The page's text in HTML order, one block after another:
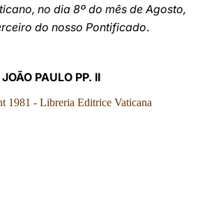
no dia 8º do mês de Agosto,
do nosso Pontificado.
JOÃO PAULO PP. II
1981 - Libreria Editrice Vaticana